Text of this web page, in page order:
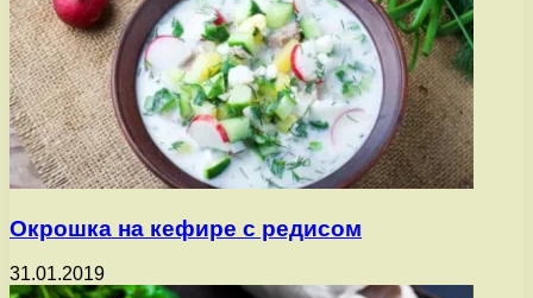
Окрошка на кефире с редисом
31.01.2019